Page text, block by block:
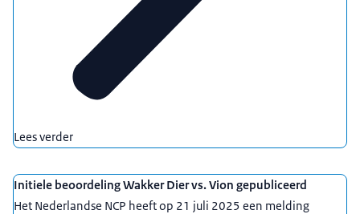
Lees verder
Initiele beoordeling Wakker Dier vs. Vion gepubliceerd
Het Nederlandse NCP heeft op 21 juli 2025 een melding